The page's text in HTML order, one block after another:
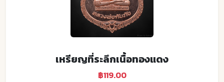
เหรียญที่ระลึกเนื้อทองแดง
฿119.00